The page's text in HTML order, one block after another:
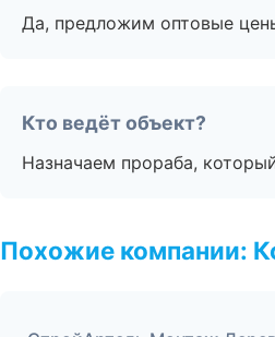
Да, предложим оптовые
Кто ведёт объект?
Назначаем прораба,
Похожие компании: